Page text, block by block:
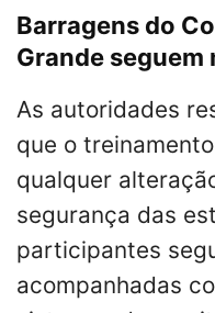
Barragens do
Grande
As autoridades
que o
qualquer
segurança das
participantes
acompanhadas